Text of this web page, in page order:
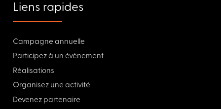
Liens rapides
Campagne annuelle
Participez à un événement
Réalisations
Organisez une activité
Devenez partenaire